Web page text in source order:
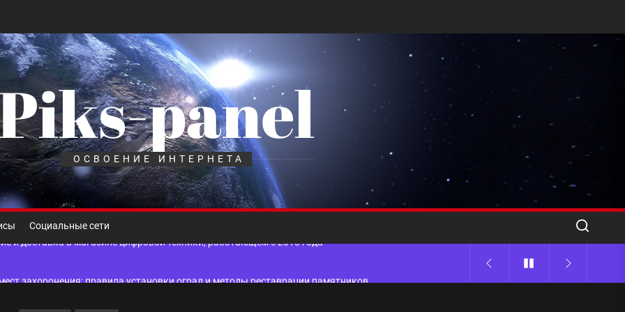
panel
ОСВОЕНИЕ ИНТЕРНЕТА
Социальные сети
принципы работы, риски и способы хранения криптовалют
для ногтевого сервиса, наращивания ресниц и депиляции
оптимизации для коммерческих веб-ресурсов
и доставка в магазине цифровой техники, работающем с 2010 года